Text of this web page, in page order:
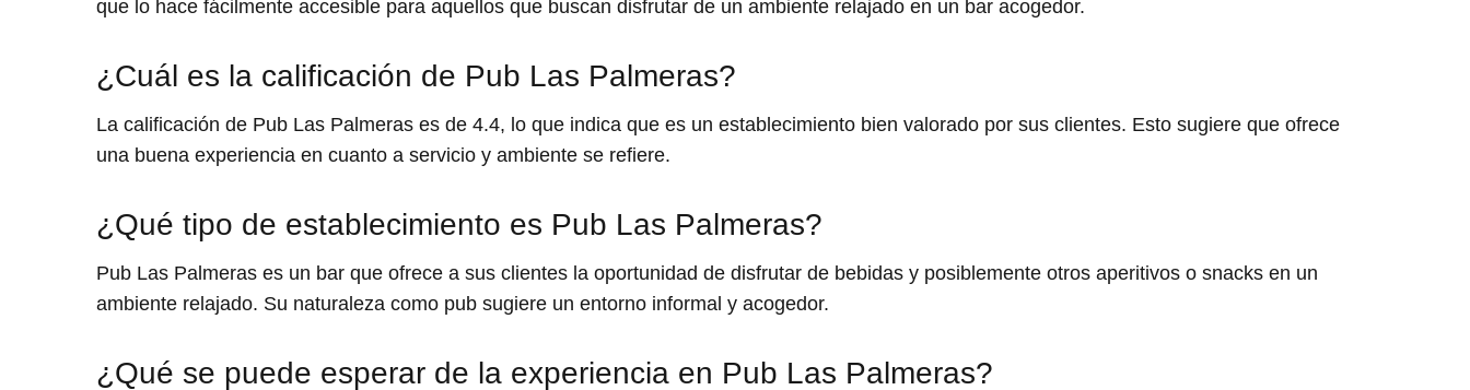
que lo hace fácilmente accesible para aquellos que buscan disfrutar de un ambiente relajado en un bar acogedor.
¿Cuál es la calificación de Pub Las Palmeras?
La calificación de Pub Las Palmeras es de 4.4, lo que indica que es un establecimiento bien valorado por sus clientes. Esto sugiere que ofrece
una buena experiencia en cuanto a servicio y ambiente se refiere.
¿Qué tipo de establecimiento es Pub Las Palmeras?
Pub Las Palmeras es un bar que ofrece a sus clientes la oportunidad de disfrutar de bebidas y posiblemente otros aperitivos o snacks en un
ambiente relajado. Su naturaleza como pub sugiere un entorno informal y acogedor.
¿Qué se puede esperar de la experiencia en Pub Las Palmeras?